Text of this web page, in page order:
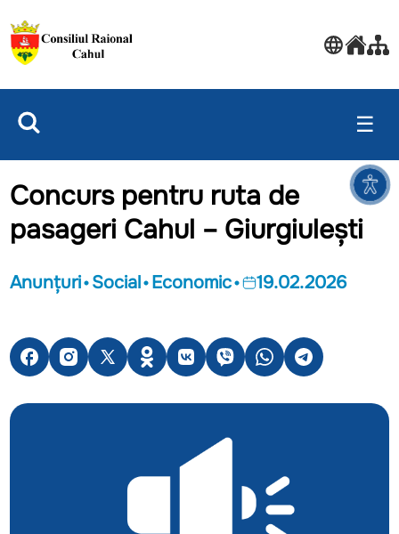
☰
Concurs pentru ruta de
pasageri Cahul – Giurgiulești
Anunțuri Social Economic 19.02.2026